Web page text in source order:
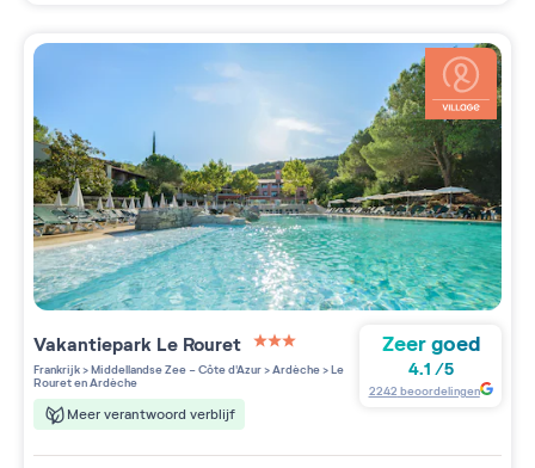
Vakantiepark Le Rouret
3 étoiles sur 5
Frankrijk>Middellandse Zee - Côte d'Azur>Ardèche>Le
Rouret en Ardèche
Meer verantwoord verblijf
Zeer goed
4.1 /5
2242 beoordelingen